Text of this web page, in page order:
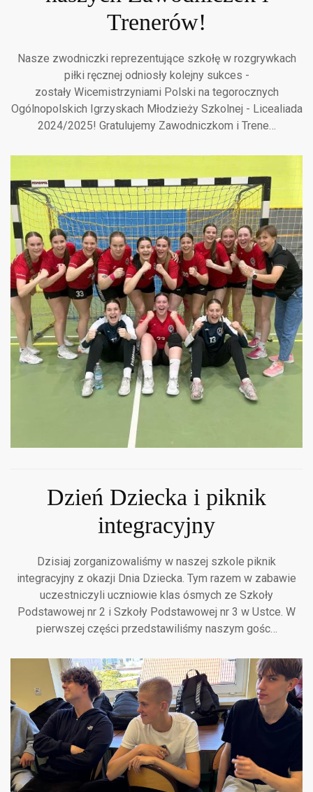
Trenerów!
Nasze zwodniczki reprezentujące szkołę w rozgrywkach
piłki ręcznej odniosły kolejny sukces -
zostały Wicemistrzyniami Polski na tegorocznych
Ogólnopolskich Igrzyskach Młodzieży Szkolnej - Licealiada
2024/2025! Gratulujemy Zawodniczkom i Trene…
Dzień Dziecka i piknik
integracyjny
Dzisiaj zorganizowaliśmy w naszej szkole piknik
integracyjny z okazji Dnia Dziecka. Tym razem w zabawie
uczestniczyli uczniowie klas ósmych ze Szkoły
Podstawowej nr 2 i Szkoły Podstawowej nr 3 w Ustce. W
pierwszej części przedstawiliśmy naszym gośc…